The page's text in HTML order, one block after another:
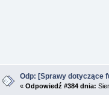
Odp: [Sprawy dotyczące
« Odpowiedź #384 dnia: